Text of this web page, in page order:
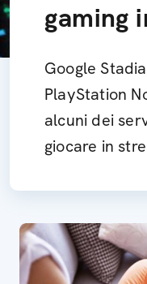
gaming
Google
PlayStation
alcuni dei
giocare in